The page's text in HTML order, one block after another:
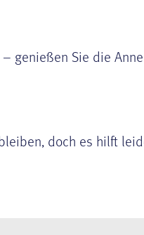
genießen Sie die
doch es hilft